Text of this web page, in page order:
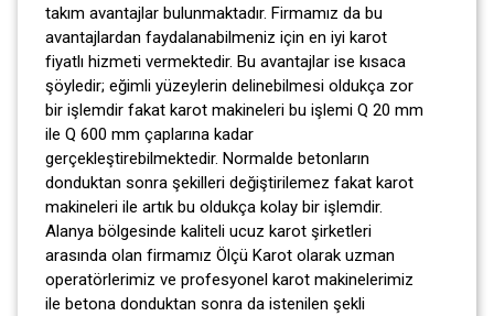
takım avantajlar bulunmaktadır. Firmamız da bu
avantajlardan faydalanabilmeniz için en iyi karot
fiyatlı hizmeti vermektedir. Bu avantajlar ise kısaca
şöyledir; eğimli yüzeylerin delinebilmesi oldukça zor
bir işlemdir fakat karot makineleri bu işlemi Q 20 mm
ile Q 600 mm çaplarına kadar
gerçekleştirebilmektedir. Normalde betonların
donduktan sonra şekilleri değiştirilemez fakat karot
makineleri ile artık bu oldukça kolay bir işlemdir.
Alanya bölgesinde kaliteli ucuz karot şirketleri
arasında olan firmamız Ölçü Karot olarak uzman
operatörlerimiz ve profesyonel karot makinelerimiz
ile betona donduktan sonra da istenilen şekli